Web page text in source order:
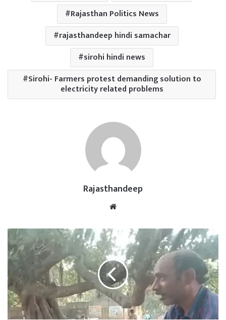
Rajasthan Politics News
rajasthandeep hindi samachar
sirohi hindi news
Sirohi- Farmers protest demanding solution to
electricity related problems
Rajasthandeep